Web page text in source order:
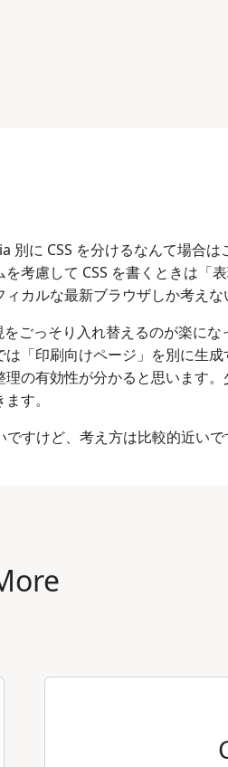
に CSS を分けるなんて場合は
考慮して CSS を書くときは「
カルな最新ブラウザしか考えな
ごっそり入れ替えるのが楽に
「印刷向けページ」を別に生
の有効性が分かると思います
す。
すけど、考え方は比較的近いで